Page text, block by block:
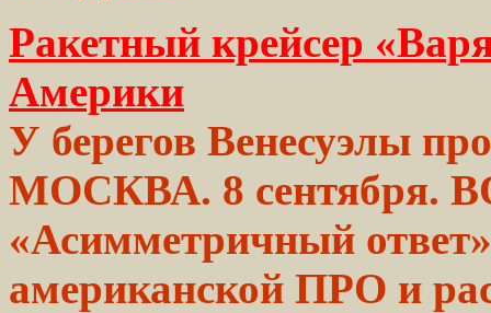
Ракетный крейсер
Америки
У берегов Венесуэлы
МОСКВА. 8 сентября.
«Асимметричный
американской ПРО и